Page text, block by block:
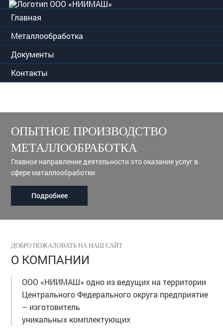
Главная
Металлообработка
Документы
Контакты
ОПЫТНОЕ ПРОИЗВОДСТВО
МЕТАЛЛООБРАБОТКА
Главное направление деятельности это оказание услуг в
сфере маталлообработки
Подробнее
ДОБРО ПОЖАЛОВАТЬ НА НАШ САЙТ
О КОМПАНИИ
ООО «НИИМАШ» одно из ведущих на территории
Центрального Федерального округа предприятие
– изготовитель
уникальных комплектующих